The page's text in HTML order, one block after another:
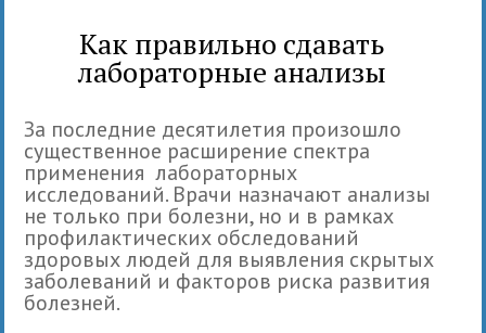
Как правильно сдавать
лабораторные анализы
За последние десятилетия произошло
существенное расширение спектра
применения лабораторных
исследований. Врачи назначают анализы
не только при болезни, но и в рамках
профилактических обследований
здоровых людей для выявления скрытых
заболеваний и факторов риска развития
болезней.